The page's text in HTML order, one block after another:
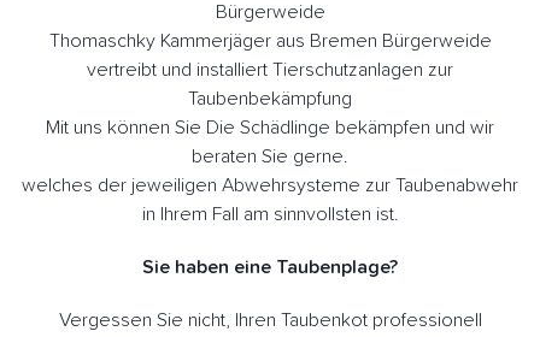
Bürgerweide
Thomaschky Kammerjäger aus Bremen Bürgerweide
vertreibt und installiert Tierschutzanlagen zur
Taubenbekämpfung
Mit uns können Sie Die Schädlinge bekämpfen und wir
beraten Sie gerne.
welches der jeweiligen Abwehrsysteme zur Taubenabwehr
in Ihrem Fall am sinnvollsten ist.
Sie haben eine Taubenplage?
Vergessen Sie nicht, Ihren Taubenkot professionell